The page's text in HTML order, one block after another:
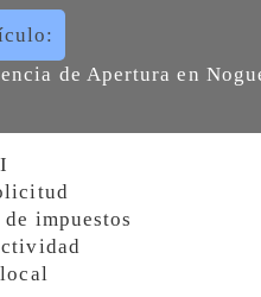
de Apertura en
de impuestos